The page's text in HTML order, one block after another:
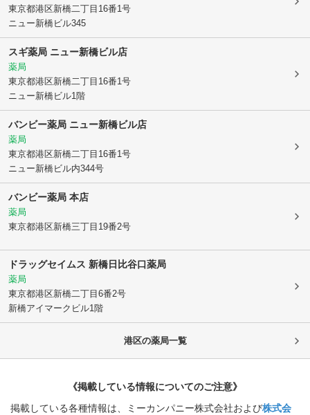
東京都港区新橋二丁目16番1号
ニュー新橋ビル345
スギ薬局 ニュー新橋ビル店
薬局
東京都港区新橋二丁目16番1号
ニュー新橋ビル1階
バンビー薬局 ニュー新橋ビル店
薬局
東京都港区新橋二丁目16番1号
ニュー新橋ビル内344号
バンビー薬局 本店
薬局
東京都港区新橋三丁目19番2号
ドラッグセイムス 新橋日比谷口薬局
薬局
東京都港区新橋二丁目6番2号
新橋アイマークビル1階
港区の薬局一覧
《掲載している情報についてのご注意》
掲載している各種情報は、ミーカンパニー株式会社および株式会